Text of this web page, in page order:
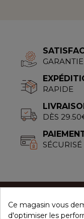
GARANTIE
RAPIDE
DÈS
SÉCURISÉ
CONCEPT ÉPICES
Ce magasin vous
d'optimiser les